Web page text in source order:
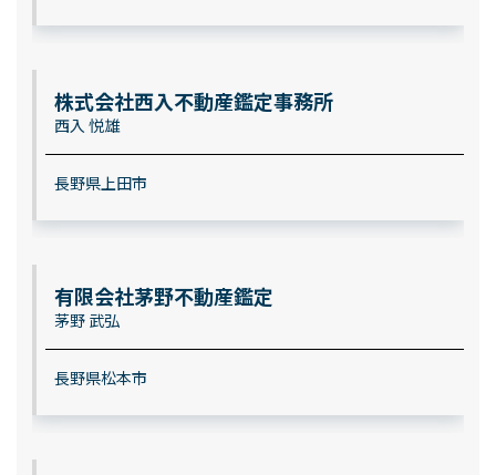
株式会社西入不動産鑑定事務所
西入 悦雄
長野県上田市
有限会社茅野不動産鑑定
茅野 武弘
長野県松本市